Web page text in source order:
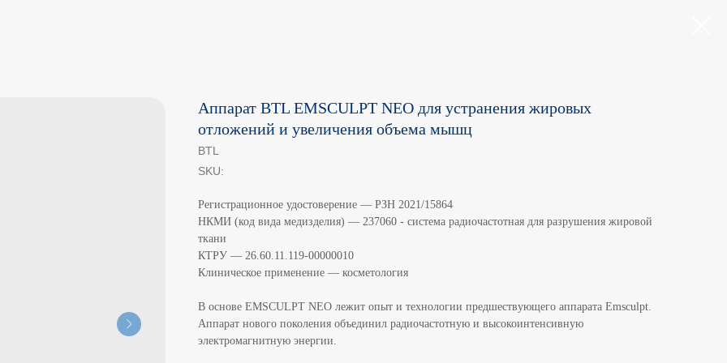
Аппарат BTL EMSCULPT NEO для устранения жировых
отложений и увеличения объема мышц
BTL
SKU:
Регистрационное удостоверение — РЗН 2021/15864
НКМИ (код вида медизделия) — 237060 - система радиочастотная для разрушения жировой
ткани
КТРУ — 26.60.11.119-00000010
Клиническое применение — косметология
В основе EMSCULPT NEO лежит опыт и технологии предшествующего аппарата Emsculpt.
Аппарат нового поколения объединил радиочастотную и высокоинтенсивную
электромагнитную энергии.